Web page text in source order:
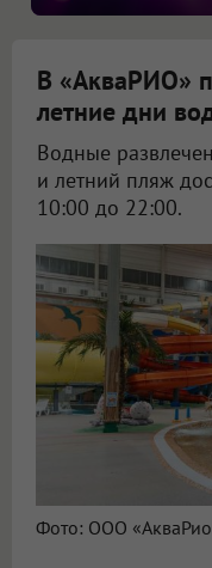
В «АкваРИО»
летние дни
Водные
и летний пляж
10:00 до 22:00.
Фото: ООО